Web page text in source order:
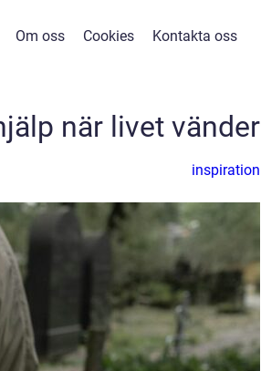
Om oss Cookies Kontakta oss
när livet vänder
inspiration